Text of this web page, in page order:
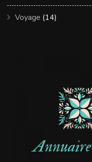
Voyage (14)